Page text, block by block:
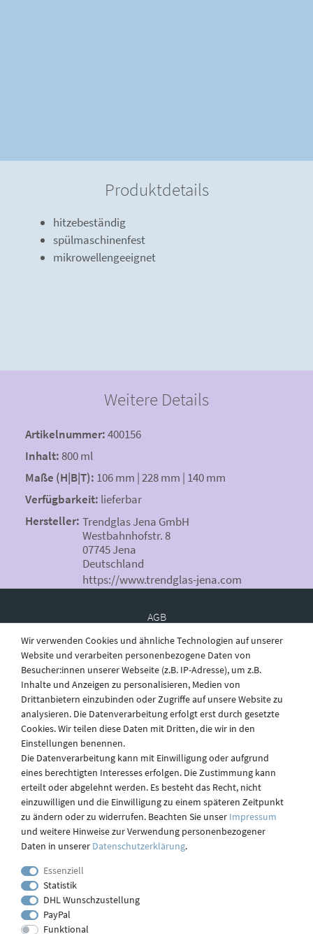
Produktdetails
hitzebeständig
spülmaschinenfest
mikrowellengeeignet
Weitere Details
Artikelnummer:400156
Inhalt:800 ml
Maße (H|B|T): 106 mm | 228 mm | 140 mm
Verfügbarkeit: lieferbar
Hersteller: Trendglas Jena GmbH
Westbahnhofstr. 8
07745 Jena
Deutschland
https://www.trendglas-jena.com
AGB
Widerruf
Datenschutz
Versand
Kontakt
Impressum
Wir verwenden Cookies und ähnliche Technologien auf unserer
Website und verarbeiten personenbezogene Daten von
Besucher:innen unserer Webseite (z.B. IP-Adresse), um z.B.
Inhalte und Anzeigen zu personalisieren, Medien von
Drittanbietern einzubinden oder Zugriffe auf unsere Website zu
analysieren. Die Datenverarbeitung erfolgt erst durch gesetzte
Cookies. Wir teilen diese Daten mit Dritten, die wir in den
Einstellungen benennen.
Die Datenverarbeitung kann mit Einwilligung oder aufgrund
eines berechtigten Interesses erfolgen. Die Zustimmung kann
erteilt oder abgelehnt werden. Es besteht das Recht, nicht
einzuwilligen und die Einwilligung zu einem späteren Zeitpunkt
zu ändern oder zu widerrufen. Beachten Sie unser Impressum
und weitere Hinweise zur Verwendung personenbezogener
Daten in unserer Daten­schutz­erklärung.
Essenziell
Statistik
DHL Wunschzustellung
PayPal
Funktional